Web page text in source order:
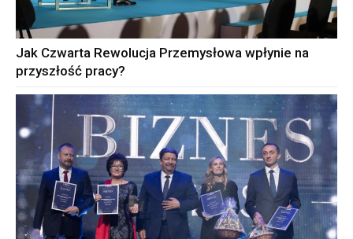
Jak Czwarta Rewolucja Przemysłowa wpłynie na
przyszłość pracy?